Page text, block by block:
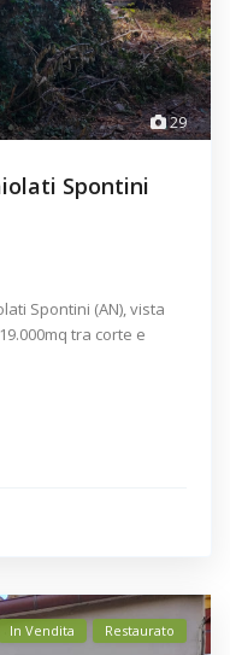
29
Spontini
Spontini (AN), vista
tra corte e
In Vendita Restaurato